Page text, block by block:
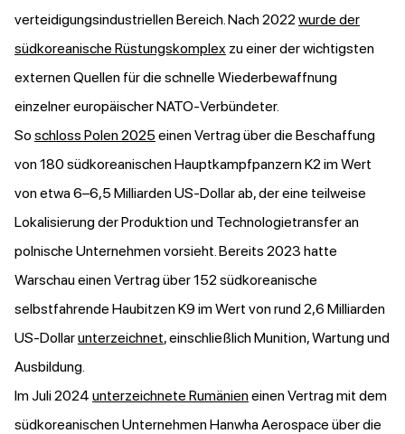
verteidigungsindustriellen Bereich. Nach 2022 wurde der
südkoreanische Rüstungskomplex zu einer der wichtigsten
externen Quellen für die schnelle Wiederbewaffnung
einzelner europäischer NATO-Verbündeter.
So schloss Polen 2025 einen Vertrag über die Beschaffung
von 180 südkoreanischen Hauptkampfpanzern K2 im Wert
von etwa 6–6,5 Milliarden US-Dollar ab, der eine teilweise
Lokalisierung der Produktion und Technologietransfer an
polnische Unternehmen vorsieht. Bereits 2023 hatte
Warschau einen Vertrag über 152 südkoreanische
selbstfahrende Haubitzen K9 im Wert von rund 2,6 Milliarden
US-Dollarunterzeichnet, einschließlich Munition, Wartung und
Ausbildung.
Im Juli 2024 unterzeichnete Rumänieneinen Vertrag mit dem
südkoreanischen Unternehmen Hanwha Aerospace über die